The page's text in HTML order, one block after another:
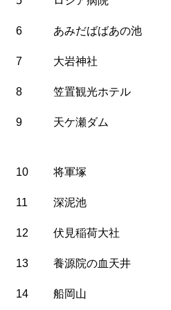
6 あみだばばあの池
7 大岩神社
8 笠置観光ホテル
9 天ケ瀬ダム
10 将軍塚
11 深泥池
12 伏見稲荷大社
13 養源院の血天井
14 船岡山